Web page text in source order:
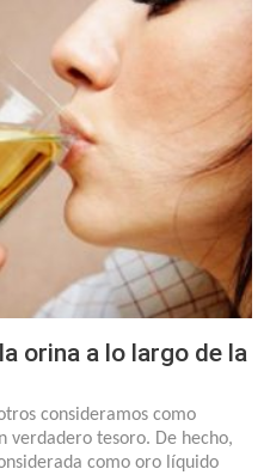
orina a lo largo de la
consideramos como
verdadero tesoro. De hecho,
como oro líquido